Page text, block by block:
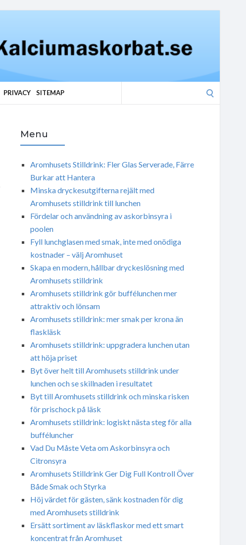
PRIVACY SITEMAP
Menu
Aromhusets Stilldrink: Fler Glas Serverade, Färre
Burkar att Hantera
Minska dryckesutgifterna rejält med
Aromhusets stilldrink till lunchen
Fördelar och användning av askorbinsyra i
poolen
Fyll lunchglasen med smak, inte med onödiga
kostnader – välj Aromhuset
Skapa en modern, hållbar dryckeslösning med
Aromhusets stilldrink
Aromhusets stilldrink gör buffélunchen mer
attraktiv och lönsam
Aromhusets stilldrink: mer smak per krona än
flaskläsk
Aromhusets stilldrink: uppgradera lunchen utan
att höja priset
Byt över helt till Aromhusets stilldrink under
lunchen och se skillnaden i resultatet
Byt till Aromhusets stilldrink och minska risken
för prischock på läsk
Aromhusets stilldrink: logiskt nästa steg för alla
bufféluncher
Vad Du Måste Veta om Askorbinsyra och
Citronsyra
Aromhusets Stilldrink Ger Dig Full Kontroll Över
Både Smak och Styrka
Höj värdet för gästen, sänk kostnaden för dig
med Aromhusets stilldrink
Ersätt sortiment av läskflaskor med ett smart
koncentrat från Aromhuset